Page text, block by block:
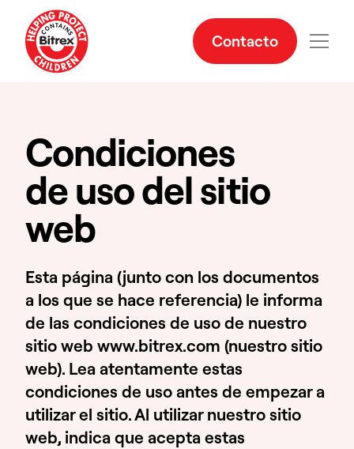
Contacto
Condiciones
de uso del sitio
web
Esta página (junto con los documentos
a los que se hace referencia) le informa
de las condiciones de uso de nuestro
sitio web www.bitrex.com (nuestro sitio
web). Lea atentamente estas
condiciones de uso antes de empezar a
utilizar el sitio. Al utilizar nuestro sitio
web, indica que acepta estas